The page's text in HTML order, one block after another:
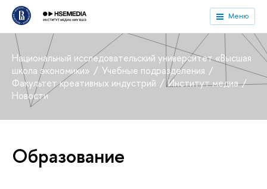
Меню
Национальный исследовательский университет «Высшая
школа экономики»
Учебные подразделения
Факультет креативных индустрий
Институт медиа
Новости
Образование